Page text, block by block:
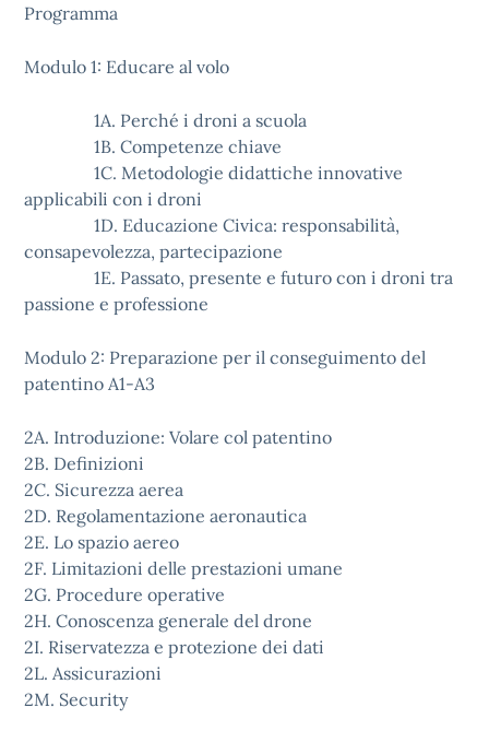
Programma
Modulo 1: Educare al volo
1A. Perché i droni a scuola
1B. Competenze chiave
1C. Metodologie didattiche innovative
applicabili con i droni
1D. Educazione Civica: responsabilità,
consapevolezza, partecipazione
1E. Passato, presente e futuro con i droni tra
passione e professione
Modulo 2: Preparazione per il conseguimento del
patentino A1-A3
2A. Introduzione: Volare col patentino
2B. Definizioni
2C. Sicurezza aerea
2D. Regolamentazione aeronautica
2E. Lo spazio aereo
2F. Limitazioni delle prestazioni umane
2G. Procedure operative
2H. Conoscenza generale del drone
2I. Riservatezza e protezione dei dati
2L. Assicurazioni
2M. Security